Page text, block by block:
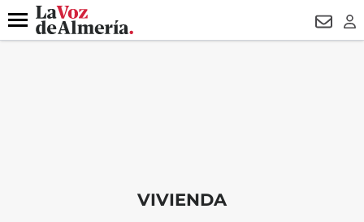
DESTACADO DRON UDA
Menú
VIVIENDA